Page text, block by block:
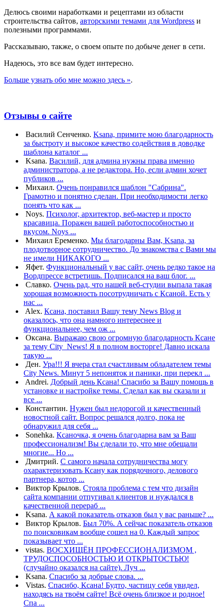
Делюсь своими наработками и рецептами из области
строительства сайтов, авторскими темами для Wordpress и
полезными программами.
Рассказываю, также, о своем опыте по добыче денег в сети.
Надеюсь, это все вам будет интересно.
Больше узнать обо мне можно здесь ».
Отзывы о сайте
Василий Сенченко. Ksana, примите мою благодарность
за быстроту и высокое качество содействия в доводке
шаблона каталог ...
Ksana. Василий, для админа нужны права именно
администратора, а не редактора. Но, если админ хочет
публиков ...
Михаил. Очень понравился шаблон "Сабрина".
Грамотно и понятно сделан. При необходимости легко
понять что как ...
Noys. Психолог, архитектор, веб-мастер и просто
красавица. Поражен вашей работоспособностью и
вкусом. Noys ...
Михаил Еременко. Мы благодарны Вам, Ksana, за
плодотворное сотрудничество. До знакомства с Вами мы
не имели НИКАКОГО ...
Яфет. Функциональный у вас сайт, очень редко такое на
Вордпрессе встретишь. Подписался на ваш блог. ...
Славко. Очень рад, что нашей веб-студии выпала такая
хорошая возможность посотрудничать с Ксаной. Есть у
нас ...
Alex. Ксана, поставил Вашу тему News Blog и
оказалось, что она намного интереснее и
функциональнее, чем ож ...
Оксана. Выражаю свою огромную благодарность Ксане
за тему City_News! Я в полном восторге! Давно искала
такую ...
Ден. Ура!!! Я вчера стал счастливым обладателем темы
City News. Минут 5 непоняток и паники, при перекл ...
Andrei. Добрый день Ксана! Спасибо за Вашу помощь в
установке и настройке темы. Cделал как вы сказали и
все ...
Константин. Нужен был недорогой и качественный
новостной сайт. Вопрос решался долго, пока не
обнаружил для себя ...
Sonehka. Ксаночка, я очень благодарна вам за Ваш
профессионализм! Вы сделали то, что мне обещали
многие... Но ...
Дмитрий. С самого начала сотрудничества могу
охарактеризовать Ксану как порядочного, делового
партнера, котор ...
Виктор Крылов. Стояла проблема с тем что дизайн
сайта компании отпугивал клиентов и нуждался в
качественной перераб ...
Ksana. А какой показатель отказов был у вас раньше? ...
Виктор Крылов. Был 70%. А сейчас показатель отказов
по поисковикам вообще сошел на 0. Каждый запрос
показывает что ...
vistas. ВОСХИЩЁН ПРОФЕССИОНАЛИЗМОМ ,
ТРУДОСПОСОБНОСТЬЮ И ОТКРЫТОСТЬЮ!
(случайно оказался на сайте). Луч ...
Ksana. Спасибо за добрые слова. ...
Vistas. Спасибо, Ксана! Будто, частицу себя увидел,
находясь на твоём сайте! Всё очень близкое и родное!
Спа ...